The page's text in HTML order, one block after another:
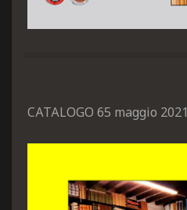
CATALOGO 65 maggio 2021